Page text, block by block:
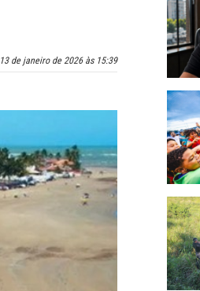
13 de janeiro de 2026 às 15:39